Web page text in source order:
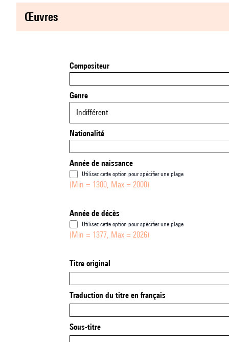
œuvres
Compositeur
Genre
Indifférent
Nationalité
Année de naissance
Utilisez cette option pour spécifier une plage
(Min = 1300, Max = 2000)
Année de décès
Utilisez cette option pour spécifier une plage
(Min = 1377, Max = 2026)
Titre original
Traduction du titre en français
Sous-titre